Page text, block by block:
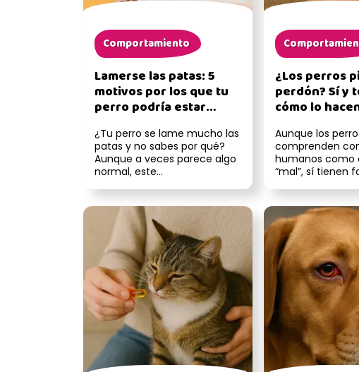
Comportamiento
Lamerse las patas: 5
motivos por los que tu
perro podría estar
¿Tu perro se lame mucho las
patas y no sabes por qué?
Aunque a veces parece algo
normal, este
¿Los perros
perdón? Sí y
cómo lo
Aunque los
comprenden
humanos como
“mal”, sí tienen